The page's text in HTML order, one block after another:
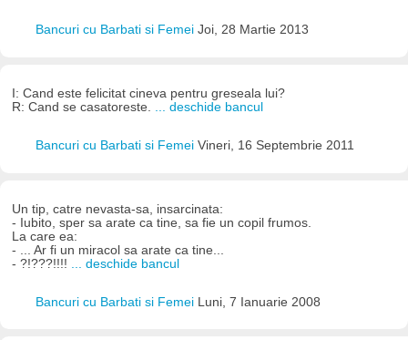
Bancuri cu Barbati si Femei Joi, 28 Martie 2013
I: Cand este felicitat cineva pentru greseala lui?
R: Cand se casatoreste.
... deschide bancul
Bancuri cu Barbati si Femei Vineri, 16 Septembrie 2011
Un tip, catre nevasta-sa, insarcinata:
- Iubito, sper sa arate ca tine, sa fie un copil frumos.
La care ea:
- ... Ar fi un miracol sa arate ca tine...
- ?!???!!!!
... deschide bancul
Bancuri cu Barbati si Femei Luni, 7 Ianuarie 2008